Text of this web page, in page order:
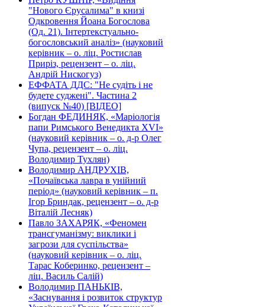
"Нового Єрусалима" в книзі
Одкровення Йоана Богослова
(Од. 21). Інтертекстуально-
богословський аналіз» (науковий
керівник – о. ліц. Ростислав
Приріз, рецензент – о. ліц.
Андрій Нискогуз)
ЕФФАТА ДДС: "Не судіть і не
будете суджені". Частина 2
(випуск №40) [ВІДЕО]
Богдан ФЕДИНЯК, «Маріологія
папи Римського Венедикта XVI»
(науковий керівник – о. д-р Олег
Чупа, рецензент – о. ліц.
Володимир Тухлян)
Володимир АНДРУХІВ,
«Почаївська лавра в унійний
період» (науковий керівник – п.
Ігор Бриндак, рецензент – о. д-р
Віталій Лесняк)
Павло ЗАХАРЯК, «Феномен
трансгуманізму: виклики і
загрози для суспільства»
(науковий керівник – о. ліц.
Тарас Коберинко, рецензент –
ліц. Василь Салій)
Володимир ПАНЬКІВ,
«Заснування і розвиток структур